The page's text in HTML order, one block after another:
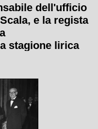
dell'ufficio
e la regista
stagione lirica
da Carlo Maria
Pavlova stessa